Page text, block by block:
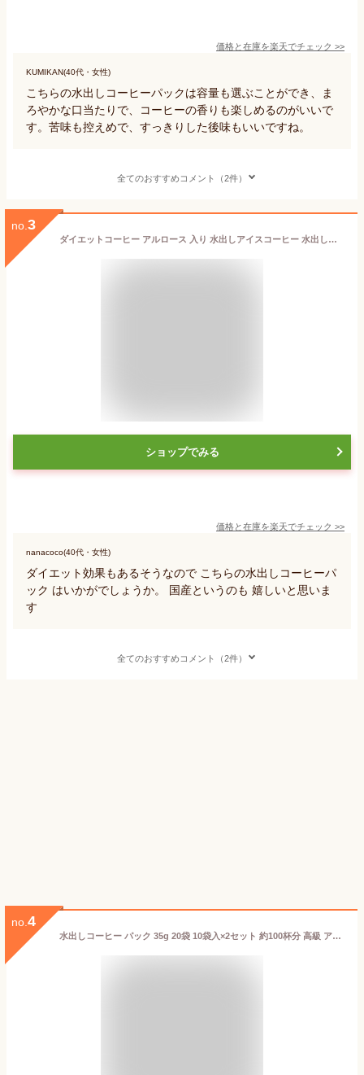
価格と在庫を楽天でチェック >>
KUMIKAN(40代・女性)
こちらの水出しコーヒーパックは容量も選ぶことができ、ま
ろやかな口当たりで、コーヒーの香りも楽しめるのがいいで
す。苦味も控えめで、すっきりした後味もいいですね。
全てのおすすめコメント（2件）
no. 3
ダイエットコーヒー アルロース 入り 水出しアイスコーヒー 水出しコーヒー パック コーヒー を 置き換え 飲み物 飲むだけ 理想のコーヒー テレビ 紹介 メール便 アイスコーヒー水出し 100パーセント 国産 100% 日本製 希少 糖 カズレーザー 香川大学 アルロースコーヒー
ショップでみる
価格と在庫を楽天でチェック >>
nanacoco(40代・女性)
ダイエット効果もあるそうなので こちらの水出しコーヒーパ
ック はいかがでしょうか。 国産というのも 嬉しいと思いま
す
全てのおすすめコメント（2件）
no. 4
水出しコーヒー パック 35g 20袋 10袋入×2セット 約100杯分 高級 アイスコーヒー 水出し パック 水だし コーヒー 珈琲 コールドブリュー 水出しアイスコーヒー マメーズ焙煎工房